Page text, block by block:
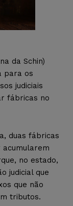
da Schin)
para os
judiciais
fábricas no
duas fábricas
no estado,
judicial que
que não
tributos.